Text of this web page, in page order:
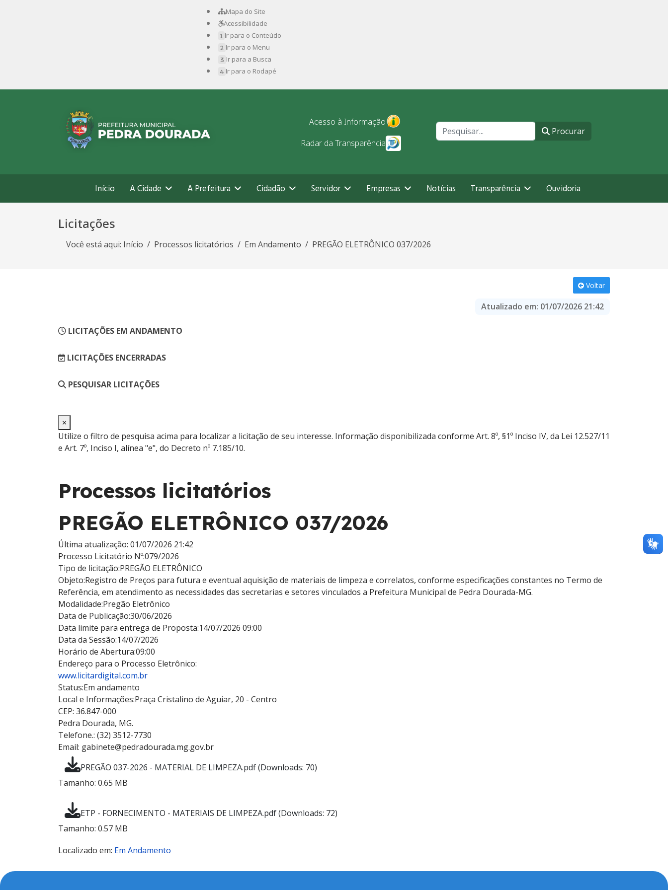
Mapa do Site
Acessibilidade
Ir para o Conteúdo
Ir para o Menu
Ir para a Busca
Ir para o Rodapé
Acesso à Informação
Radar da Transparência
Procurar
Início A Cidade A Prefeitura Cidadão Servidor Empresas Notícias Transparência Ouvidoria
Licitações
Você está aqui: Início Processos licitatórios Em Andamento PREGÃO ELETRÔNICO 037/2026
Voltar
Atualizado em: 01/07/2026 21:42
LICITAÇÕES EM ANDAMENTO
LICITAÇÕES ENCERRADAS
PESQUISAR LICITAÇÕES
×
Utilize o filtro de pesquisa acima para localizar a licitação de seu interesse. Informação disponibilizada conforme Art. 8º, §1º Inciso IV, da Lei 12.527/11
e Art. 7º, Inciso I, alínea "e", do Decreto nº 7.185/10.
Processos licitatórios
PREGÃO ELETRÔNICO 037/2026
Última atualização: 01/07/2026 21:42
Processo Licitatório Nº:079/2026
Tipo de licitação:PREGÃO ELETRÔNICO
Objeto:Registro de Preços para futura e eventual aquisição de materiais de limpeza e correlatos, conforme especificações constantes no Termo de
Referência, em atendimento as necessidades das secretarias e setores vinculados a Prefeitura Municipal de Pedra Dourada-MG.
Modalidade:Pregão Eletrônico
Data de Publicação:30/06/2026
Data limite para entrega de Proposta:14/07/2026 09:00
Data da Sessão:14/07/2026
Horário de Abertura:09:00
Endereço para o Processo Eletrônico:
www.licitardigital.com.br
Status:Em andamento
Local e Informações:Praça Cristalino de Aguiar, 20 - Centro
CEP: 36.847-000
Pedra Dourada, MG.
Telefone.: (32) 3512-7730
Email: gabinete@pedradourada.mg.gov.br
PREGÃO 037-2026 - MATERIAL DE LIMPEZA.pdf (Downloads: 70)
Tamanho: 0.65 MB
ETP - FORNECIMENTO - MATERIAIS DE LIMPEZA.pdf (Downloads: 72)
Tamanho: 0.57 MB
Localizado em: Em Andamento